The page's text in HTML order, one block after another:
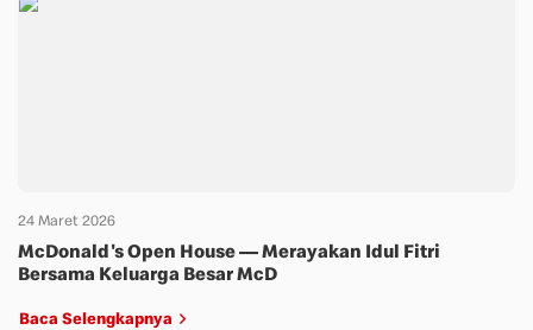
24 Maret 2026
McDonald's Open House — Merayakan Idul Fitri
Bersama Keluarga Besar McD
Baca Selengkapnya